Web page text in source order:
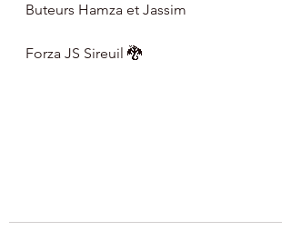
Buteurs Hamza et Jassim
Forza JS Sireuil 🐉